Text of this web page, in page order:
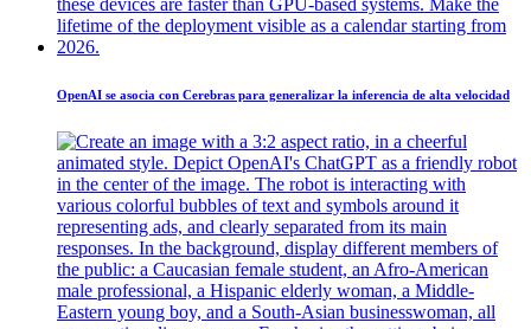
OpenAI se asocia con Cerebras para generalizar la inferencia de alta velocidad